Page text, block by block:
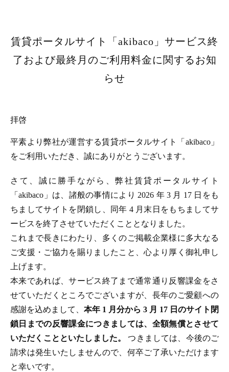
賃貸ポータルサイト「akibaco」サービス終
了および最終月のご利用料金に関するお知
らせ
拝啓
平素より弊社が運営する賃貸ポータルサイト「akibaco」
をご利用いただき、誠にありがとうございます。
さて、誠に勝手ながら、弊社賃貸ポータルサイト
「akibaco」は、諸般の事情により 2026 年 3 月 17 日をも
ちましてサイトを閉鎖し、同年 4 月末日をもちましてサ
ービスを終了させていただくこととなりました。
これまで長きにわたり、多くのご掲載企業様に多大なる
ご支援・ご協力を賜りましたこと、心より厚く御礼申し
上げます。
本来であれば、サービス終了まで通常通り反響課金をさ
せていただくところでございますが、長年のご愛顧への
感謝を込めまして、 本年 1 月分から 3 月 17 日のサイト閉
鎖日までの反響課金につきましては、全額無償とさせて
いただくことといたしました。つきましては、今後のご
請求は発生いたしませんので、何卒ご了承いただけます
と幸いです。